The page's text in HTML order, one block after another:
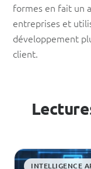
formes en fait un
entreprises et
développement
client.
INTELLIGENCE